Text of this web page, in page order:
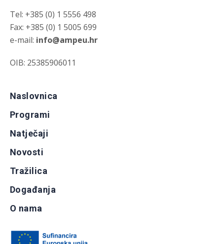
Tel: +385 (0) 1 5556 498
Fax: +385 (0) 1 5005 699
e-mail: info@ampeu.hr
OIB: 25385906011
Naslovnica
Programi
Natječaji
Novosti
Tražilica
Događanja
O nama